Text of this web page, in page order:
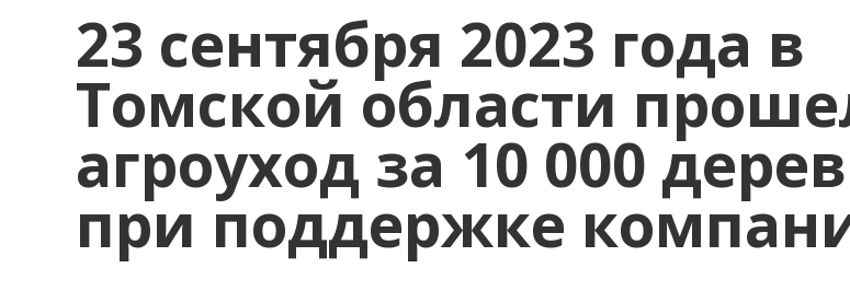
23 сентября 2023 года в
Томской области
агроуход за 10 000
при поддержке